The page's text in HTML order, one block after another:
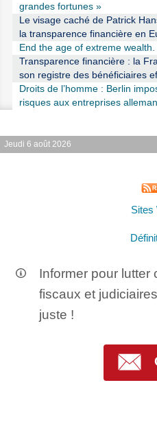
grandes fortunes »
Le visage caché de Patrick
la transparence financière en
End the age of extreme wealth.
Transparence financière : la
son registre des bénéficiaires
Droits de l’homme : Berlin
risques aux entreprises
Jeudi 6 août 2026
Sites
Informer pour lutter
fiscaux et
juste !